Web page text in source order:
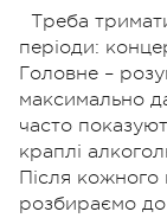
Треба
періоди:
Головне –
максимально
часто
краплі
Після кожного
розбираємо до